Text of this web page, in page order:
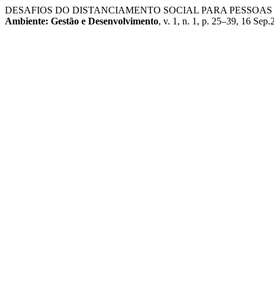
DESAFIOS DO DISTANCIAMENTO SOCIAL PARA
Ambiente: Gestão e Desenvolvimento, v. 1, n. 1, p. 25–39, 16